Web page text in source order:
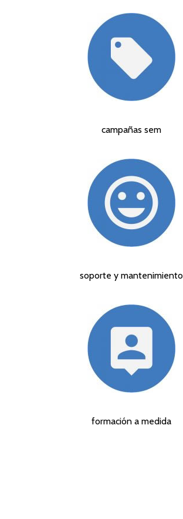
campañas sem
soporte y mantenimiento
formación a medida